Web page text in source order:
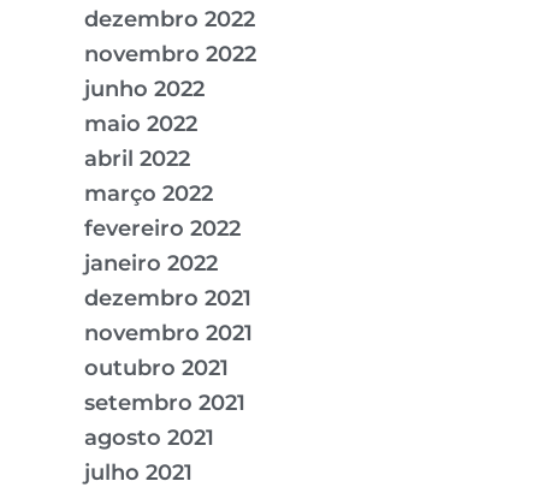
dezembro 2022
novembro 2022
junho 2022
maio 2022
abril 2022
março 2022
fevereiro 2022
janeiro 2022
dezembro 2021
novembro 2021
outubro 2021
setembro 2021
agosto 2021
julho 2021